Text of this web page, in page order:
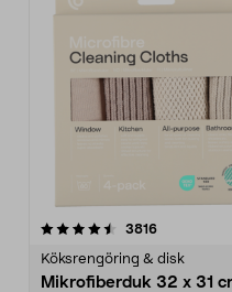
3816recensioner
Köksrengöring & disk
Mikrofiberduk 32 x 31
4.0av 5 stjärnor